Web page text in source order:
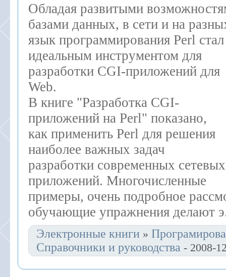
Обладая развитыми
базами данных, в сети и на
язык программирования Perl стал
идеальным инструментом для
разработки CGI-приложений для
Web.
В книге "Разработка CGI-
приложений на Perl" показано,
как применить Perl для решения
наиболее важных задач
разработки современных сетевых
приложений. Многочисленные
примеры, очень подробное
обучающие упражнения делают э
Электронные книги »
Справочники и руководства - 2008-